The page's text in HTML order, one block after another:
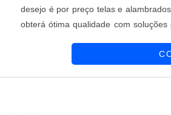
desejo é por preço telas e
obterá ótima qualidade com soluções